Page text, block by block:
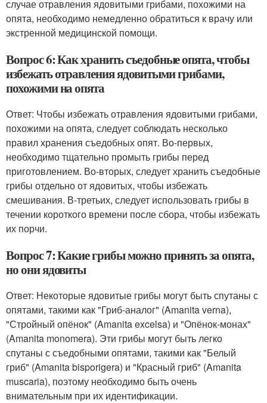
случае отравления ядовитыми грибами, похожими на
опята, необходимо немедленно обратиться к врачу или
экстренной медицинской помощи.
Вопрос 6: Как хранить съедобные опята, чтобы
избежать отравления ядовитыми грибами,
похожими на опята
Ответ: Чтобы избежать отравления ядовитыми грибами,
похожими на опята, следует соблюдать несколько
правил хранения съедобных опят. Во-первых,
необходимо тщательно промыть грибы перед
приготовлением. Во-вторых, следует хранить съедобные
грибы отдельно от ядовитых, чтобы избежать
смешивания. В-третьих, следует использовать грибы в
течении короткого времени после сбора, чтобы избежать
их порчи.
Вопрос 7: Какие грибы можно принять за опята,
но они ядовиты
Ответ: Некоторые ядовитые грибы могут быть спутаны с
опятами, такими как "Гриб-аналог" (Amanita verna),
"Стройный опёнок" (Amanita excelsa) и "Опёнок-монах"
(Amanita monomera). Эти грибы могут быть легко
спутаны с съедобными опятами, такими как "Белый
гриб" (Amanita bisporigera) и "Красный гриб" (Amanita
muscaria), поэтому необходимо быть очень
внимательным при их идентификации.